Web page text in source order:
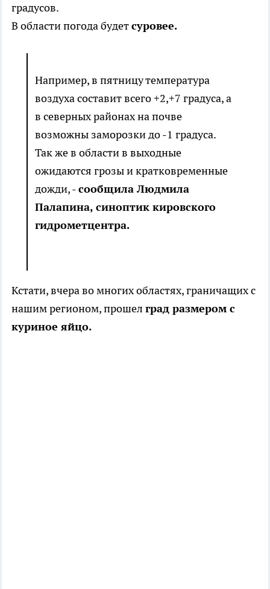
градусов.
В области погода будетсуровее.
Например, в пятницу температура
воздуха составит всего +2,+7 градуса, а
в северных районах на почве
возможны заморозки до -1 градуса.
Так же в области в выходные
ожидаются грозы и кратковременные
дожди, -сообщила Людмила
Палапина, синоптик кировского
гидрометцентра.
Кстати, вчера во многих областях, граничащих с
нашим регионом, прошел град размером с
куриное яйцо.